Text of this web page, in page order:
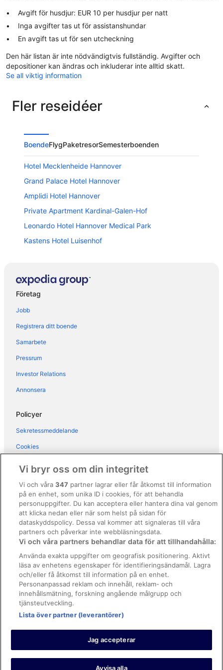
Avgift för husdjur: EUR 10 per husdjur per natt
Inga avgifter tas ut för assistanshundar
En avgift tas ut för sen utcheckning
Den här listan är inte nödvändigtvis fullständig. Avgifter och
depositioner kan ändras och inkluderar inte alltid skatt.
Se all viktig information
Fler reseidéer
BoendeFlygPaketresorSemesterboenden
Hotel Mecklenheide Hannover
Grand Palace Hotel Hannover
Amplidi Hotel Hannover
Private Apartment Kardinal-Galen-Hof
Leonardo Hotel Hannover Medical Park
Kastens Hotel Luisenhof
Smartcity Designhotel
Pension Donau Apartments
Yors Hotel Hannover
Gasthaus Hannover
Dormero Hotel Hannover
Me and All Hotel Hanover, by Hyatt
Four Points Flex by Sheraton Hannover
Hotel Avalon
Mercure Hotel Hannover Oldenburger Allee
Wyndham Hannover Atrium
Hotel Amadeus
Företag
Jobb
Registrera ditt boende
Samarbete
Pressrum
Investor Relations
Annonsera
Policyer
Sekretessmeddelande
Cookies
Regler och villkor för Vrbo
Tillgänglighetsanpassning
Juridisk information/Kontakta oss
Riktlinjer för innehåll och anmäla innehåll
Hjälp
Kontakta oss
Avboka eller ändra din bokning
Boka ett flyg med flygbolagskredit
Återbetalningsprocess och tidslinjer
© 2026 Expedia, Inc., ett företag inom Expedia Group.
https://www.expediagroup.com/ Med ensamrätt. MrJet är ett
varumärke eller registrerat varumärke som tillhör Expedia, Inc.
Vi bryr oss om din integritet
Vi och våra347 partner lagrar eller får åtkomst till information
på en enhet, som unika ID i cookies, för att behandla
personuppgifter. Du kan acceptera eller hantera dina val genom
att klicka nedan eller när som helst på sidan för
dataskyddspolicy. Dessa val kommer att signaleras till våra
partners och påverkar inte webbläsningsdata.
Vi och våra partners behandlar data för att tillhandahålla:
Använda exakta uppgifter om geografisk positionering. Aktivt
läsa av enhetens egenskaper för identifieringsändamål. Lagra
och/eller få åtkomst till information på en enhet.
Personanpassad reklam och innehåll, reklam- och
innehållsmätning, forskning angående målgrupp och
tjänsteutveckling.
Lista över partner (leverantörer)
Jag accepterar
Avvisa alla